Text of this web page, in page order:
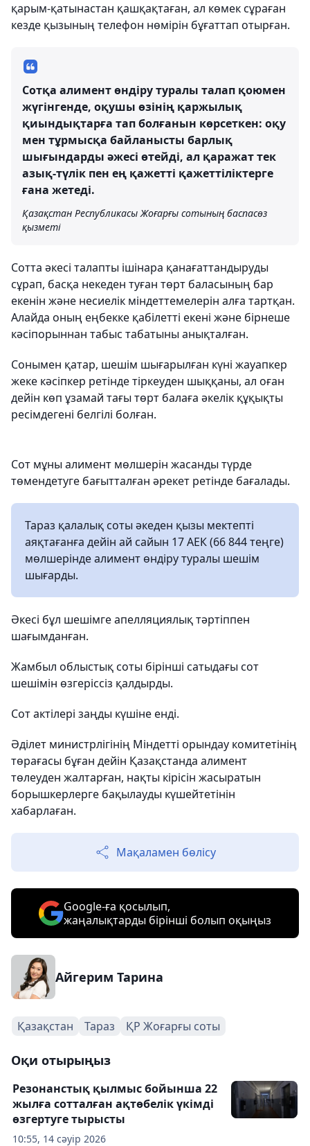
қарым-қатынастан қашқақтаған, ал көмек сұраған
кезде қызының телефон нөмірін бұғаттап отырған.
Сотқа алимент өндіру туралы талап қоюмен
жүгінгенде, оқушы өзінің қаржылық
қиындықтарға тап болғанын көрсеткен: оқу
мен тұрмысқа байланысты барлық
шығындарды әжесі өтейді, ал қаражат тек
азық-түлік пен ең қажетті қажеттіліктерге
ғана жетеді.
Қазақстан Республикасы Жоғарғы сотының баспасөз
қызметі
Сотта әкесі талапты ішінара қанағаттандыруды
сұрап, басқа некеден туған төрт баласының бар
екенін және несиелік міндеттемелерін алға тартқан.
Алайда оның еңбекке қабілетті екені және бірнеше
кәсіпорыннан табыс табатыны анықталған.
Сонымен қатар, шешім шығарылған күні жауапкер
жеке кәсіпкер ретінде тіркеуден шыққаны, ал оған
дейін көп ұзамай тағы төрт балаға әкелік құқықты
ресімдегені белгілі болған.
Сот мұны алимент мөлшерін жасанды түрде
төмендетуге бағытталған әрекет ретінде бағалады.
Тараз қалалық соты әкеден қызы мектепті
аяқтағанға дейін ай сайын 17 АЕК (66 844 теңге)
мөлшерінде алимент өндіру туралы шешім
шығарды.
Әкесі бұл шешімге апелляциялық тәртіппен
шағымданған.
Жамбыл облыстық соты бірінші сатыдағы сот
шешімін өзгеріссіз қалдырды.
Сот актілері заңды күшіне енді.
Әділет министрлігінің Міндетті орындау комитетінің
төрағасы бұған дейін Қазақстанда алимент
төлеуден жалтарған, нақты кірісін жасыратын
борышкерлерге бақылауды күшейтетінін
хабарлаған.
Мақаламен бөлісу
Google-ға қосылып,
жаңалықтарды бірінші болып оқыңыз
Айгерим Тарина
Қазақстан Тараз ҚР Жоғарғы соты
Оқи отырыңыз
10:55, 14 сәуір 2026
Резонанстық қылмыс бойынша 22
жылға сотталған ақтөбелік үкімді
өзгертуге тырысты